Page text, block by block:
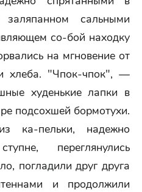
сальными
со-бой находку
на мгновение от
хлеба. "Чпок-чпок", —
худенькие лапки в
подсохшей бормотухи.
ка-пельки, надежно
переглянулись
погладили друг друга
и продолжили